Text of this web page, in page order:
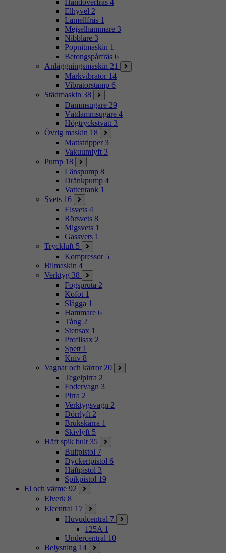
Handöverfräs 4
Elhyvel 2
Lamellfräs 1
Mejselhammare 3
Nibblare 3
Popnitmaskin 1
Betongspårfräs 6
Anläggningsmaskin 21
Markvibrator 14
Vibratorstamp 6
Städmaskin 38
Dammsugare 29
Våtdammsugare 4
Högtryckstvätt 3
Övrig maskin 18
Mattstripper 3
Vakuumlyft 3
Pump 18
Länspump 8
Dränkpump 4
Vattentank 1
Svets 16
Elsvets 4
Rörsvets 8
Migsvets 1
Gassvets 1
Tryckluft 5
Kompressor 5
Bilmaskin 4
Verktyg 38
Fogspruta 2
Kofot 1
Slägga 1
Hammare 6
Tång 2
Stensax 1
Profilsax 2
Spett 1
Kniv 8
Vagnar och kärror 20
Tegelpirra 2
Fodervagn 3
Pirra 2
Verktygsvagn 2
Dörrlyft 2
Brukskärra 1
Skivlyft 5
Häft spik bult 35
Bultpistol 7
Dyckertpistol 6
Häftpistol 3
Spikpistol 19
El och värme 92
Elverk 8
Elcentral 17
Huvudcentral 7
125A 1
Undercentral 10
Belysning 14